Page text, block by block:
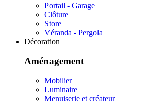
Portail - Garage
Clôture
Store
Véranda - Pergola
Décoration
Aménagement
Mobilier
Luminaire
Menuiserie et créateur